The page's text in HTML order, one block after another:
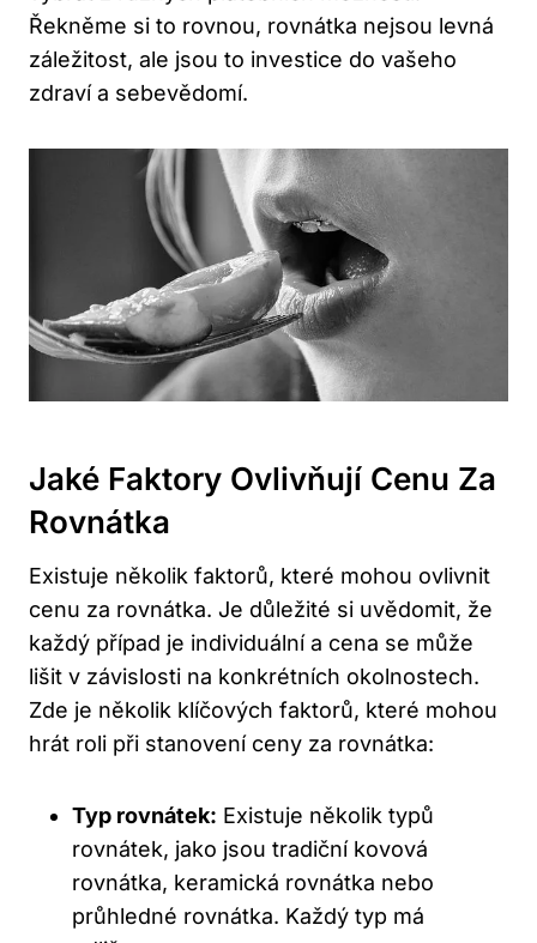
Řekněme si to rovnou, rovnátka nejsou levná
záležitost, ale jsou to investice do vašeho
zdraví a sebevědomí.
Jaké Faktory Ovlivňují Cenu Za
Rovnátka
Existuje několik faktorů, které mohou ovlivnit
cenu za rovnátka. Je důležité si uvědomit, že
každý případ je individuální a cena se může
lišit v závislosti na konkrétních okolnostech.
Zde je několik klíčových faktorů, které mohou
hrát roli při stanovení ceny za rovnátka:
Typ rovnátek: Existuje několik typů
rovnátek, jako jsou tradiční kovová
rovnátka, keramická rovnátka nebo
průhledné rovnátka. Každý typ má